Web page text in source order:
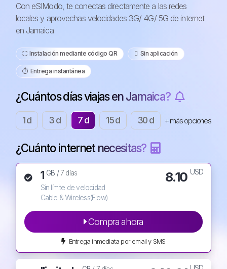
Con eSIModo, te conectas directamente a las redes
locales y aprovechas velocidades 3G/ 4G/ 5G de internet
en Jamaica
⛶️️ Instalación mediante código QR ️ Sin aplicación
⏱️️ Entrega instantánea
¿Cuántos días viajas en Jamaica?
1 d 3 d 7 d 15 d 30 d + más opciones
¿Cuánto internet necesitas?
1 GB /7 días
Sin límite de velocidad
Cable & Wireless(Flow)
8.10 USD
Compra ahora
Entrega inmediata por email y SMS